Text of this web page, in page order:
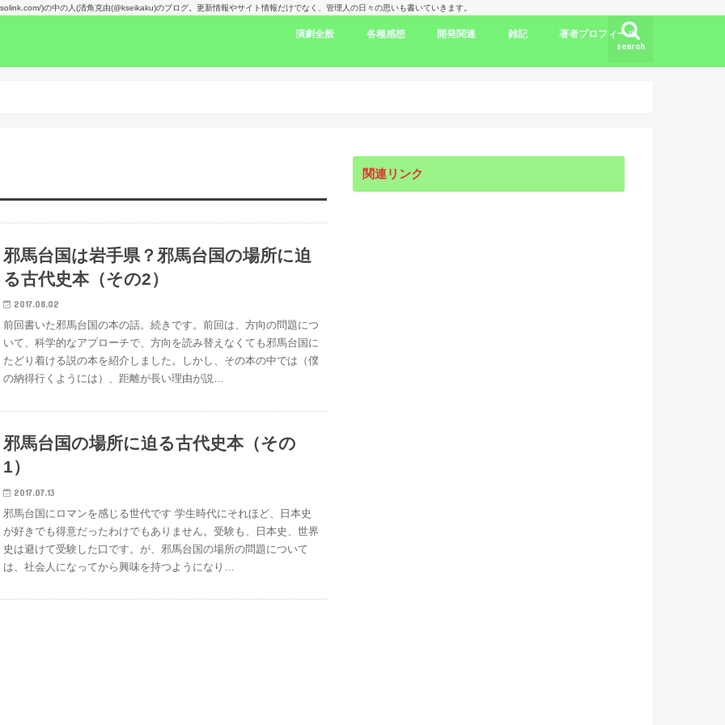
)の中の人(清角克由(@kseikaku)のブログ。更新情報やサイト情報だけでなく、管理人の日々の思いも書いていきます。
search
演劇全般
演劇感想文リンク
舞台で見た人のドラマ出演情報
楽しみな舞台！
演劇賞
各種感想
劇評 海外劇評
書評 KDP
映画評
旅行記
開発関連
開発言語
iPhone/Mac
WordPress
Ubuntu
集合知/人工知能
雑記
日本
アメリカ
韓国
中国
著者プロフィール
邪馬台国は岩手県？邪馬台国の場所に迫
る古代史本（その2）
2017.08.02
前回書いた邪馬台国の本の話。続きです。前回は、方向の問題につ
いて、科学的なアプローチで、方向を読み替えなくても邪馬台国に
たどり着ける説の本を紹介しました。しかし、その本の中では（僕
の納得行くようには）、距離が長い理由が説…
邪馬台国の場所に迫る古代史本（その
1）
2017.07.13
邪馬台国にロマンを感じる世代です 学生時代にそれほど、日本史
が好きでも得意だったわけでもありません。受験も、日本史、世界
史は避けて受験した口です。が、邪馬台国の場所の問題について
は、社会人になってから興味を持つようになり…
関連リンク